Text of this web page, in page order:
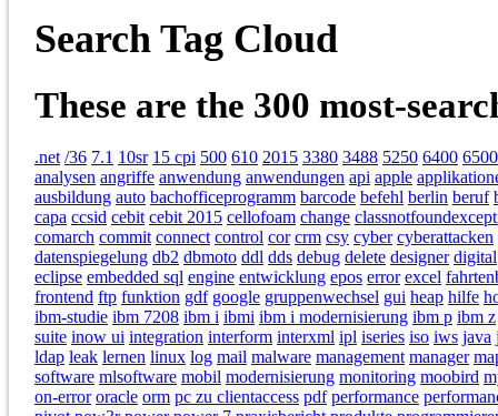
Search Tag Cloud
These are the 300 most-
.net /36 7.1 10sr 15 cpi 500 610 2015 3380 3488 5250 6400 6500
analysen angriffe anwendung anwendungen api apple
ausbildung auto bachofficeprogramm barcode befehl berlin beruf
capa ccsid cebit cebit 2015 cellofoam change
comarch commit connect control cor crm csy cyber cyberattacken
datenspiegelung db2 dbmoto ddl dds debug delete designer digital
eclipse embedded sql engine entwicklung epos error excel
frontend ftp funktion gdf google gruppenwechsel gui heap hilfe
ibm-studie ibm 7208 ibm i ibmi ibm i modernisierung ibm p ibm z
suite inow ui integration interform interxml ipl iseries iso iws java
ldap leak lernen linux log mail malware management manager
software mlsoftware mobil modernisierung monitoring moobird
on-error oracle orm pc zu clientaccess pdf performance